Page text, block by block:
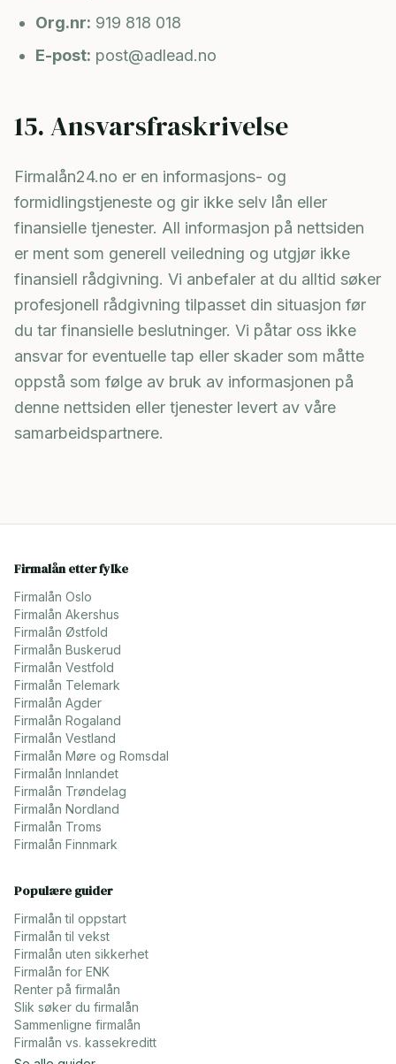
Org.nr: 919 818 018
E-post: post@adlead.no
15. Ansvarsfraskrivelse
Firmalån24.no er en informasjons- og
formidlingstjeneste og gir ikke selv lån eller
finansielle tjenester. All informasjon på nettsiden
er ment som generell veiledning og utgjør ikke
finansiell rådgivning. Vi anbefaler at du alltid søker
profesjonell rådgivning tilpasset din situasjon før
du tar finansielle beslutninger. Vi påtar oss ikke
ansvar for eventuelle tap eller skader som måtte
oppstå som følge av bruk av informasjonen på
denne nettsiden eller tjenester levert av våre
samarbeidspartnere.
Firmalån etter fylke
Firmalån Oslo
Firmalån Akershus
Firmalån Østfold
Firmalån Buskerud
Firmalån Vestfold
Firmalån Telemark
Firmalån Agder
Firmalån Rogaland
Firmalån Vestland
Firmalån Møre og Romsdal
Firmalån Innlandet
Firmalån Trøndelag
Firmalån Nordland
Firmalån Troms
Firmalån Finnmark
Populære guider
Firmalån til oppstart
Firmalån til vekst
Firmalån uten sikkerhet
Firmalån for ENK
Renter på firmalån
Slik søker du firmalån
Sammenligne firmalån
Firmalån vs. kassekreditt